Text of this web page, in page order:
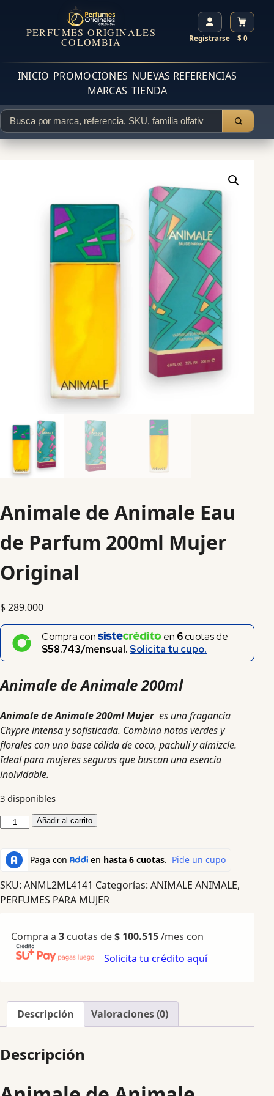
PERFUMES ORIGINALES
COLOMBIA Registrarse $ 0
INICIO PROMOCIONES NUEVAS REFERENCIAS
MARCAS TIENDA
Animale de Animale Eau
de Parfum 200ml Mujer
Original
$289.000
Compra con en 6cuotas de
$58.743/mensual.Solicita tu cupo.
Animale de Animale 200ml
Animale de Animale 200ml Mujeres una fragancia
Chypre intensa y sofisticada. Combina notas verdes y
florales con una base cálida de coco, pachulí y almizcle.
Ideal para mujeres seguras que buscan una esencia
inolvidable.
3 disponibles
Añadir al carrito
SKU: ANML2ML4141 Categorías: ANIMALE ANIMALE,
PERFUMES PARA MUJER
Compra a 3 cuotas de$ 100.515/mes con
Solicita tu crédito aquí
Descripción Valoraciones (0)
Descripción